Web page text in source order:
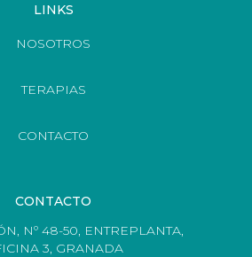
LINKS
NOSOTROS
TERAPIAS
CONTACTO
CONTACTO
Nº 48-50, ENTREPLANTA,
3, GRANADA